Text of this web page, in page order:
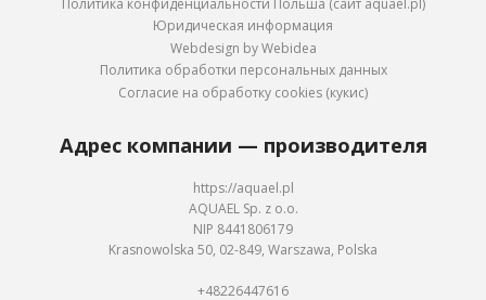
Юридическая информация
Webdesign by Webidea
Политика обработки персональных данных
Согласие на обработку cookies (кукис)
Адрес компании — производителя
https://aquael.pl
AQUAEL Sp. z o.o.
NIP 8441806179
Krasnowolska 50, 02-849, Warszawa, Polska
+48226447616